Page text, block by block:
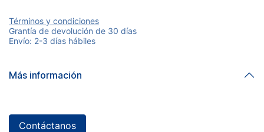
Términos y condiciones
Grantía de devolución de 30 días
Envío: 2-3 días hábiles
Más información
Contáctanos